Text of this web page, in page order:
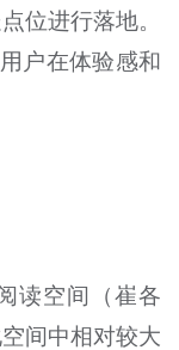
位进行落地。
户在体验感和
读空间（崔各
间中相对较大